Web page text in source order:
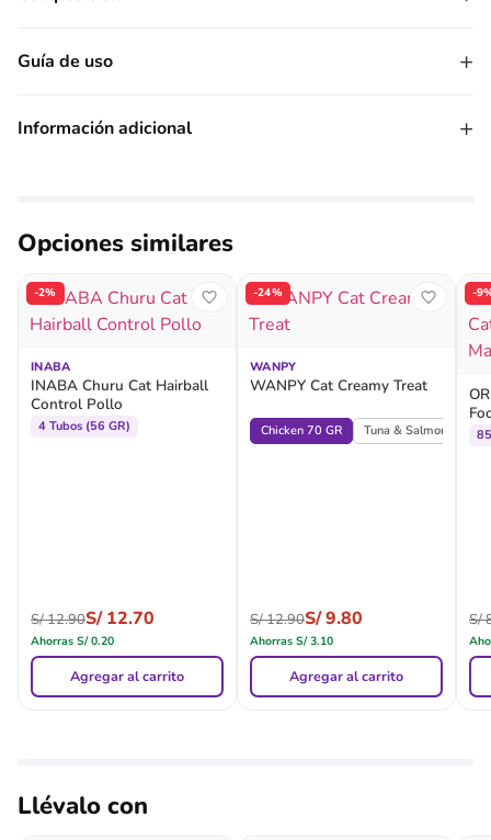
Guía de uso +
Información adicional +
Opciones similares
-2%
INABA
INABA Churu Cat Hairball
Control Pollo
4 Tubos (56 GR)
S/12.90S/12.70
Ahorras S/0.20
Agregar al carrito
-24%
WANPY
WANPY Cat Creamy Treat
Chicken 70 GR Tuna & Salmon 70 GR
S/12.90S/9.80
Ahorras S/3.10
Agregar al carrito
-
S/
Llévalo con